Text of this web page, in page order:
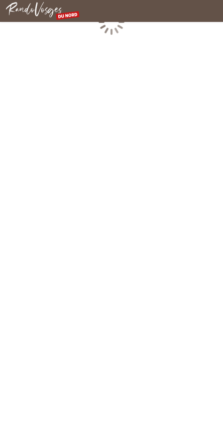
Rando Vosges du Nord
Chargement